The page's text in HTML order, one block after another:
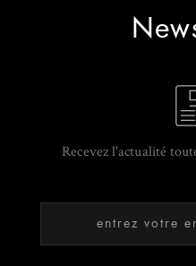
Recevez l'actualité